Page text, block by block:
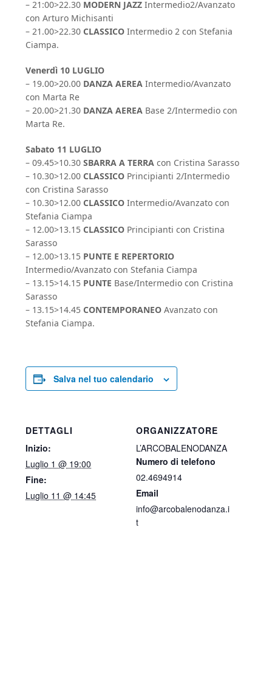
– 21:00>22.30 MODERN JAZZ Intermedio2/Avanzato
con Arturo Michisanti
– 21.00>22.30CLASSICO Intermedio 2 con Stefania
Ciampa.
Venerdì 10 LUGLIO
– 19.00>20.00 DANZA AEREA Intermedio/Avanzato
con Marta Re
– 20.00>21.30 DANZA AEREA Base 2/Intermedio con
Marta Re.
Sabato 11 LUGLIO
– 09.45>10.30SBARRA A TERRA con Cristina Sarasso
– 10.30>12.00CLASSICO Principianti 2/Intermedio
con Cristina Sarasso
– 10.30>12.00CLASSICO Intermedio/Avanzato con
Stefania Ciampa
– 12.00>13.15CLASSICO Principianti con Cristina
Sarasso
– 12.00>13.15 PUNTE E REPERTORIO
Intermedio/Avanzato con Stefania Ciampa
– 13.15>14.15 PUNTE Base/Intermedio con Cristina
Sarasso
– 13.15>14.45CONTEMPORANEO Avanzato con
Stefania Ciampa.
Salva nel tuo calendario
DETTAGLI
Inizio:
Luglio 1 @ 19:00
Fine:
Luglio 11 @ 14:45
ORGANIZZATORE
L’ARCOBALENODANZA
Numero di telefono
02.4694914
Email
info@arcobalenodanza.i
t